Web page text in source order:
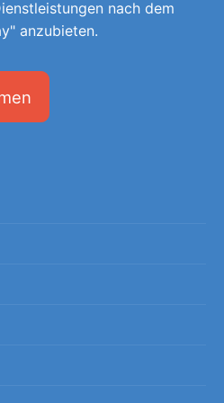
nach dem
anzubieten.